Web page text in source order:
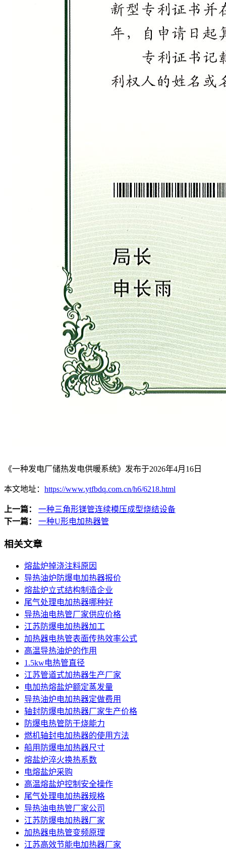
《一种发电厂储热发电供暖系统》发布于2026年4月16日
本文地址： https://www.ytfbdq.com.cn/h6/6218.html
上一篇：
一种三角形镁管连续模压成型烧结设备
下一篇：
一种U形电加热器管
相关文章
熔盐炉掉浇注料原因
导热油炉防爆电加热器报价
熔盐炉立式结构制造企业
尾气处理电加热器哪种好
导热油电热管厂家供应价格
江苏防爆电加热器加工
加热器电热管表面传热效率公式
高温导热油炉的作用
1.5kw电热管直径
江苏管道式加热器生产厂家
电加热熔盐炉额定蒸发量
导热油炉电加热器定做费用
轴封防爆电加热器厂家生产价格
防爆电热管防干烧能力
燃机轴封电加热器的使用方法
船用防爆电加热器尺寸
熔盐炉淬火换热系数
电熔盐炉采购
高温熔盐炉控制安全操作
尾气处理电加热器规格
导热油电热管厂家公司
江苏防爆电加热器厂家
加热器电热管变频原理
江苏高效节能电加热器厂家